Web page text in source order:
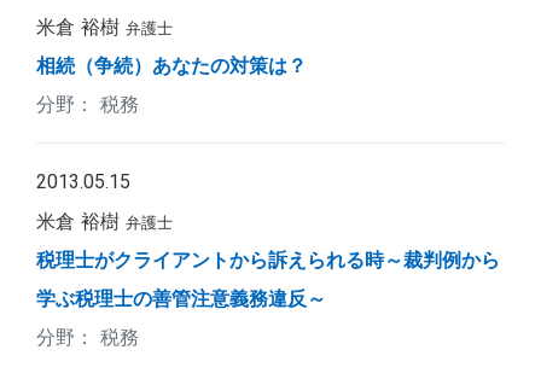
米倉 裕樹 弁護士
相続（争続）あなたの対策は？
税務
2013.05.15
米倉 裕樹 弁護士
税理士がクライアントから訴えられる時～裁判例から
学ぶ税理士の善管注意義務違反～
税務